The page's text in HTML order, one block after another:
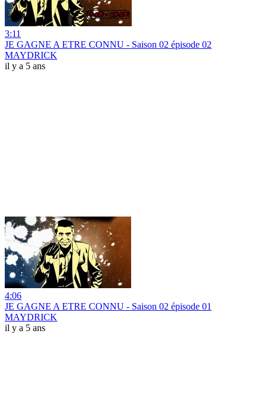
3:11
JE GAGNE A ETRE CONNU - Saison 02 épisode 02
MAYDRICK
il y a 5 ans
4:06
JE GAGNE A ETRE CONNU - Saison 02 épisode 01
MAYDRICK
il y a 5 ans